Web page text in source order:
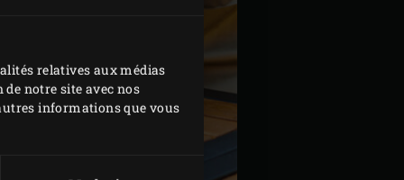
relatives aux médias
notre site avec nos
informations que vous